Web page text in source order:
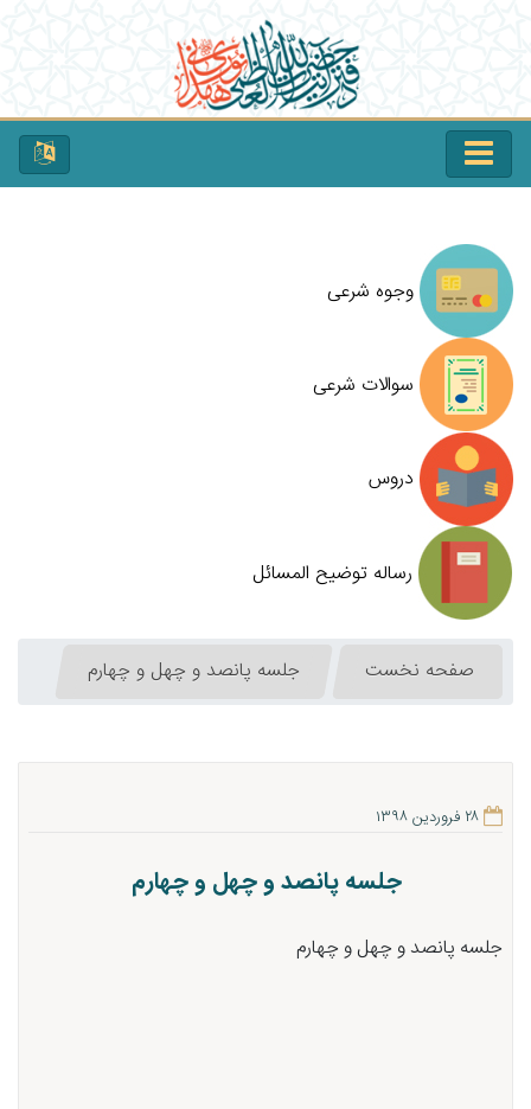
وجوه شرعی
سوالات شرعی
دروس
رساله توضیح المسائل
صفحه نخست جلسه پانصد و چهل و چهارم
۲۸ فروردین ۱۳۹۸
جلسه پانصد و چهل و چهارم
جلسه پانصد و چهل و چهارم